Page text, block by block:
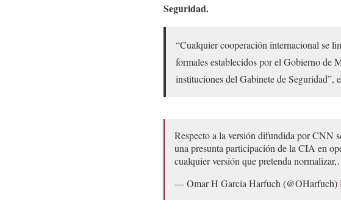
Seguridad.
“Cualquier cooperación internacional se
formales establecidos por el Gobierno de
instituciones del Gabinete de Seguridad”,
Respecto a la versión difundida por CNN
una presunta participación de la CIA en
cualquier versión que pretenda
— Omar H Garcia Harfuch (@OHarfuch)